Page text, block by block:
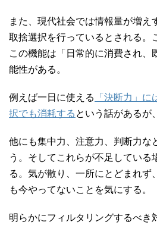
また、現代社会では情報量が増え
取捨選択を行っているとされる。
この機能は「日常的に消費され、
能性がある。
例えば一日に使える
「決断力」
択でも消耗する という話があるが
他にも集中力、注意力、判断力な
う。そしてこれらが不足している
る。気が散り、一所にとどまれず
も今やってないことを気にする。
明らかにフィルタリングするべき